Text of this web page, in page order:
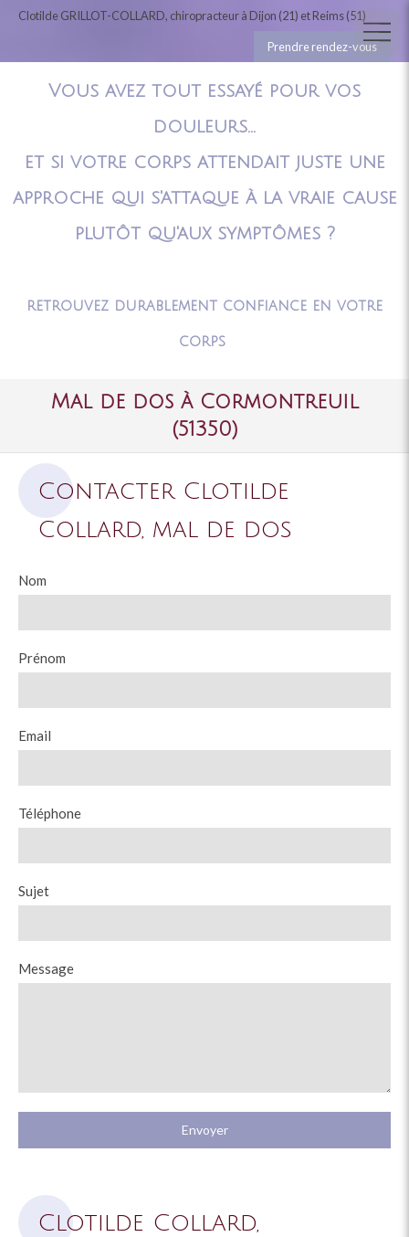
Clotilde GRILLOT-COLLARD, chiropracteur à Dijon (21) et Reims (51)
Prendre rendez-vous
Vous avez tout essayé pour vos
douleurs...
et si votre corps attendait juste une
approche qui s'attaque à la vraie cause
plutôt qu'aux symptômes ?
retrouvez durablement confiance en votre
corps
Mal de dos à Cormontreuil
(51350)
Contacter Clotilde
Collard, mal de dos
Nom
Prénom
Email
Téléphone
Sujet
Message
Envoyer
Clotilde Collard,